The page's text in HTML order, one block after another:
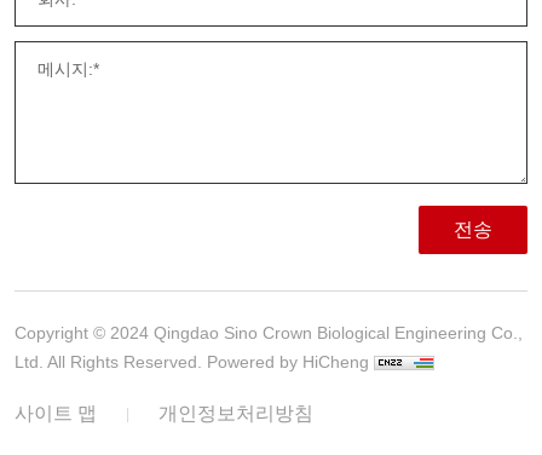
전송
Copyright © 2024 Qingdao Sino Crown Biological Engineering Co.,
Ltd. All Rights Reserved. Powered by HiCheng
사이트 맵 개인정보처리방침